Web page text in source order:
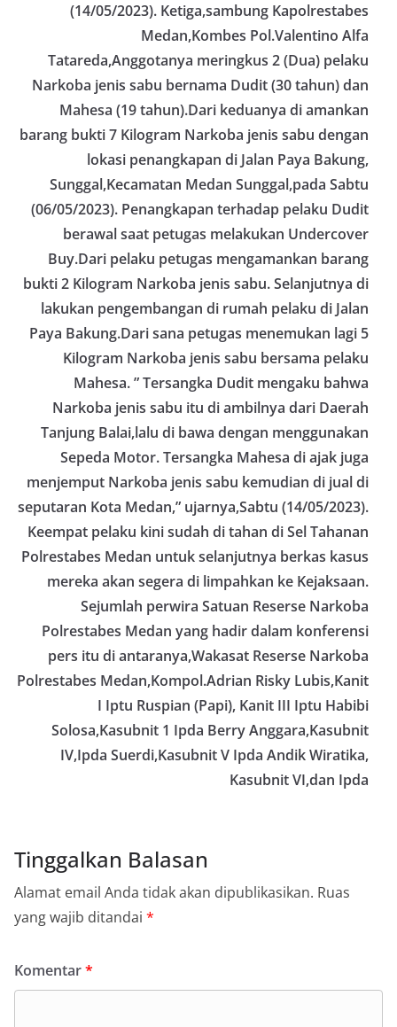
(14/05/2023). Ketiga,sambung Kapolrestabes
Medan,Kombes Pol.Valentino Alfa
Tatareda,Anggotanya meringkus 2 (Dua) pelaku
Narkoba jenis sabu bernama Dudit (30 tahun) dan
Mahesa (19 tahun).Dari keduanya di amankan
barang bukti 7 Kilogram Narkoba jenis sabu dengan
lokasi penangkapan di Jalan Paya Bakung,
Sunggal,Kecamatan Medan Sunggal,pada Sabtu
(06/05/2023). Penangkapan terhadap pelaku Dudit
berawal saat petugas melakukan Undercover
Buy.Dari pelaku petugas mengamankan barang
bukti 2 Kilogram Narkoba jenis sabu. Selanjutnya di
lakukan pengembangan di rumah pelaku di Jalan
Paya Bakung.Dari sana petugas menemukan lagi 5
Kilogram Narkoba jenis sabu bersama pelaku
Mahesa. ” Tersangka Dudit mengaku bahwa
Narkoba jenis sabu itu di ambilnya dari Daerah
Tanjung Balai,lalu di bawa dengan menggunakan
Sepeda Motor. Tersangka Mahesa di ajak juga
menjemput Narkoba jenis sabu kemudian di jual di
seputaran Kota Medan,” ujarnya,Sabtu (14/05/2023).
Keempat pelaku kini sudah di tahan di Sel Tahanan
Polrestabes Medan untuk selanjutnya berkas kasus
mereka akan segera di limpahkan ke Kejaksaan.
Sejumlah perwira Satuan Reserse Narkoba
Polrestabes Medan yang hadir dalam konferensi
pers itu di antaranya,Wakasat Reserse Narkoba
Polrestabes Medan,Kompol.Adrian Risky Lubis,Kanit
I Iptu Ruspian (Papi), Kanit III Iptu Habibi
Solosa,Kasubnit 1 Ipda Berry Anggara,Kasubnit
IV,Ipda Suerdi,Kasubnit V Ipda Andik Wiratika,
Kasubnit VI,dan Ipda
Tinggalkan Balasan
Alamat email Anda tidak akan dipublikasikan. Ruas
yang wajib ditandai *
Komentar*